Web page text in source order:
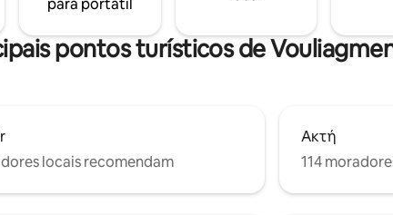
para portátil
pontos turísticos de
locais recomendam
Ακτή
114